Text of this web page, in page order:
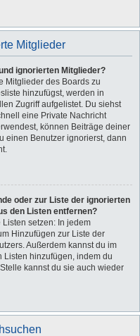
Mitglieder
ignorierten Mitglieder?
Mitglieder des Boards zu
hinzufügst, werden in
Zugriff aufgelistet. Du siehst
eine Private Nachricht
können Beiträge deiner
einen Benutzer ignorierst, dann
oder zur Liste der ignorierten
den Listen entfernen?
Listen setzen: In jedem
Hinzufügen zur Liste der
Außerdem kannst du im
Listen hinzufügen, indem du
kannst du sie auch wieder